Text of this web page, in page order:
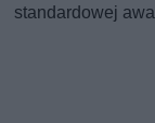
standardowej